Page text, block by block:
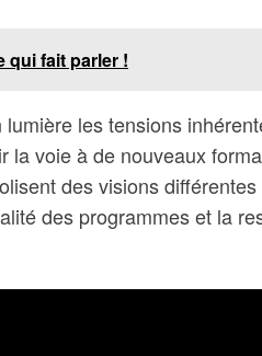
qui fait parler !
les tensions
voie à de nouveaux
des visions
des programmes et la